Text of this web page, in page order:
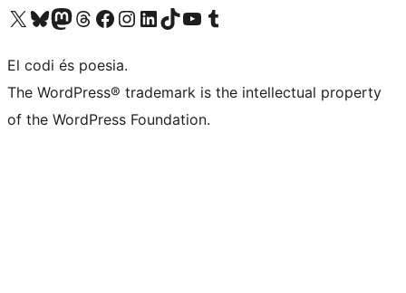
Visiteu el nostre compte X (abans Twitter)
Visiteu el nostre compte de Bluesky
Visiteu el nostre compte al Mastodon
Visiteu el nostre compte de Threads
Visiteu la nostra pàgina al Facebook
Visiteu el nostre compte d'Instagram
Visiteu el nostre compte de LinkedIn
Visiteu el nostre compte de TikTok
Visiteu el nostre canal al YouTube
Visiteu el nostre compte de Tumblr
El codi és poesia.
The WordPress® trademark is the intellectual property
of the WordPress Foundation.